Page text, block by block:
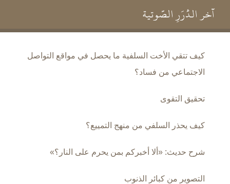
آخر الدُّرَرِ الصَّوتية
كيف تتقي الأخت السلفية ما يحصل في مواقع التواصل
الاجتماعي من فساد؟
تحقيق التقوى
كيف يحذر السلفي من منهج التمييع؟
شرح حديث: «ألا أخبركم بمن يحرم على النار؟»
التصوير من كبائر الذنوب